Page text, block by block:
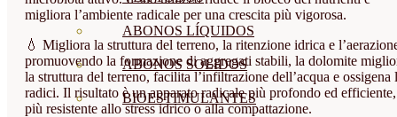
ABONOS LÍQUIDOS
ABONOS SOLIDOS
BIOESTIMULANTES
migliora l’ambiente radicale per una crescita più vigorosa.
💧 Migliora la struttura del terreno, la ritenzione idrica e
promuovendo la formazione di aggregati stabili, la dolomite
la struttura del terreno, facilita l’infiltrazione dell’acqua e ossigena
radici. Il risultato è un apparato radicale più profondo ed efficiente,
più resistente allo stress idrico o alla compattazione.